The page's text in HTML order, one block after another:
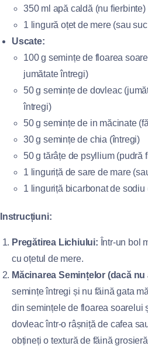
350 ml apă caldă (nu fierbinte)
1 lingură oțet de mere (sau
Uscate:
100 g semințe de floarea
jumătate întregi)
50 g semințe de dovleac
întregi)
50 g semințe de in măcinate
30 g semințe de chia (întregi)
50 g tărâțe de psyllium (pudră
1 linguriță de sare de mare
1 linguriță bicarbonat de sodiu
Instrucțiuni:
Pregătirea Lichiului: Într-un bol
cu oțetul de mere.
Măcinarea Semințelor (dacă nu
semințe întregi și nu făină gata
din semințele de floarea soarelui
dovleac într-o râșniță de cafea
obțineți o textură de făină